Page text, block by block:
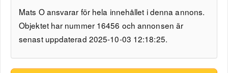
Mats O ansvarar för hela innehållet i denna annons.
Objektet har nummer 16456 och annonsen är
senast uppdaterad 2025-10-03 12:18:25.